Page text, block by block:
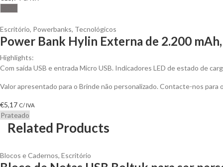
Escritório, Powerbanks, Tecnológicos
Power Bank Hylin Externa de 2.200
Highlights:
Com saída USB e entrada Micro USB. Indicadores LED de estado de
Valor apresentado para o Brinde não personalizado. Contacte-nos
€5,17 C/ IVA
Prateado
Related Products
Blocos e Cadernos, Escritório